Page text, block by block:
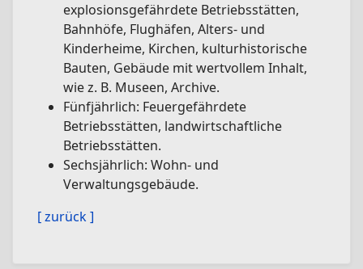
explosionsgefährdete Betriebsstätten,
Bahnhöfe, Flughäfen, Alters- und
Kinderheime, Kirchen, kulturhistorische
Bauten, Gebäude mit wertvollem Inhalt,
wie z. B. Museen, Archive.
Fünfjährlich: Feuergefährdete
Betriebsstätten, landwirtschaftliche
Betriebsstätten.
Sechsjährlich: Wohn- und
Verwaltungsgebäude.
[ zurück ]